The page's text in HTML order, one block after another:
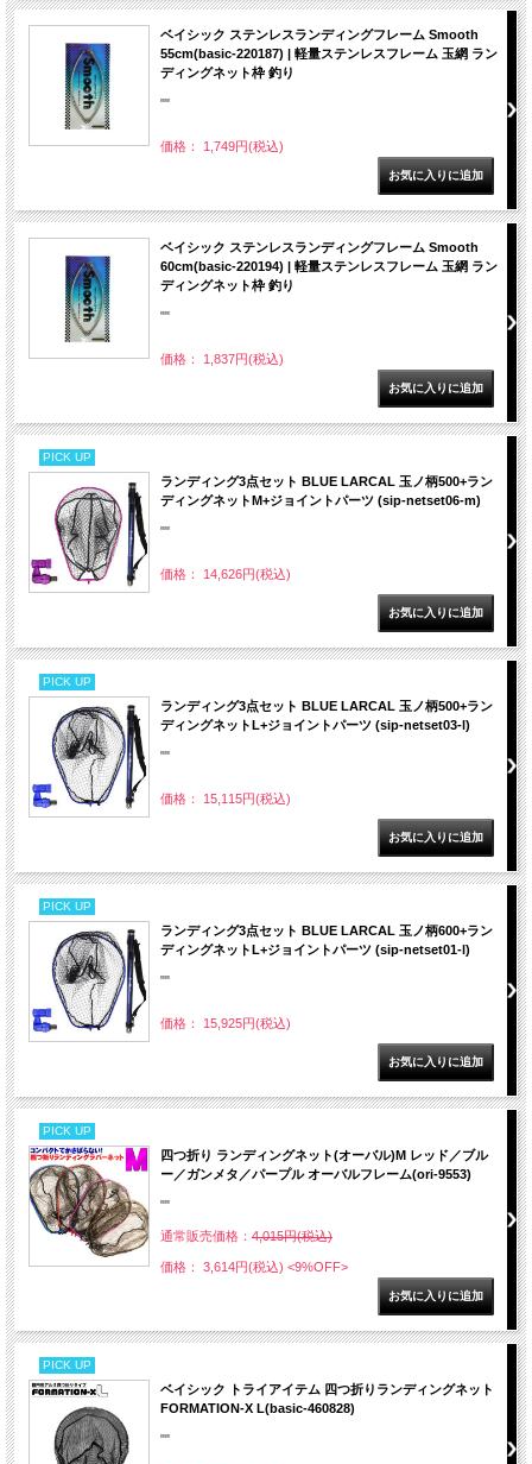
ベイシック ステンレスランディングフレーム Smooth
55cm(basic-220187) | 軽量ステンレスフレーム 玉網 ラン
ディングネット枠 釣り
""
価格： 1,749円(税込)
ベイシック ステンレスランディングフレーム Smooth
60cm(basic-220194) | 軽量ステンレスフレーム 玉網 ラン
ディングネット枠 釣り
""
価格： 1,837円(税込)
PICK UP
ランディング3点セット BLUE LARCAL 玉ノ柄500+ラン
ディングネットM+ジョイントパーツ (sip-netset06-m)
""
価格： 14,626円(税込)
PICK UP
ランディング3点セット BLUE LARCAL 玉ノ柄500+ラン
ディングネットL+ジョイントパーツ (sip-netset03-l)
""
価格： 15,115円(税込)
PICK UP
ランディング3点セット BLUE LARCAL 玉ノ柄600+ラン
ディングネットL+ジョイントパーツ (sip-netset01-l)
""
価格： 15,925円(税込)
PICK UP
四つ折り ランディングネット(オーバル)M レッド／ブル
ー／ガンメタ／パープル オーバルフレーム(ori-9553)
""
通常販売価格： 4,015円(税込)
価格： 3,614円(税込) <9%OFF>
PICK UP
ベイシック トライアイテム 四つ折りランディングネット
FORMATION-X L(basic-460828)
""